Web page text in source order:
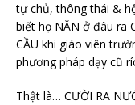
tự chủ, thông thái &
biết họ NẶN ở đâu ra
CẦU khi giáo viên
phương pháp dạy cũ
Thật là… CƯỜI RA